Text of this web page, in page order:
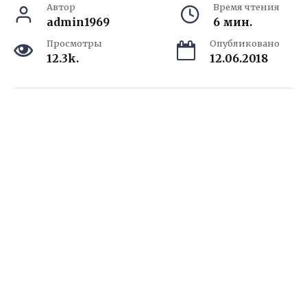
Автор
admin1969
Время чтения
6 мин.
Просмотры
12.3k.
Опубликовано
12.06.2018